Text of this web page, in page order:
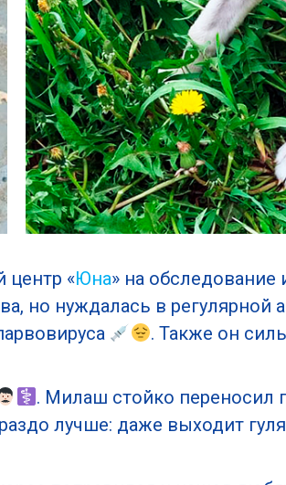
центр «Юна» на обследование
но нуждалась в регулярной
. Также он
. Милаш стойко
лучше: даже выходит